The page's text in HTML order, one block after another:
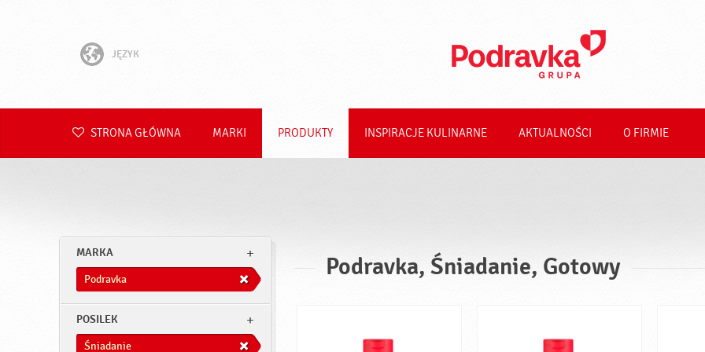
JĘZYK
Hrvatski
Română
STRONA GŁÓWNA MARKI PRODUKTY INSPIRACJE KULINARNE AKTUALNOŚCI O FIRMIE
MARKA
Podravka
POSILEK
Śniadanie
Podravka, Śniadanie, Gotowy